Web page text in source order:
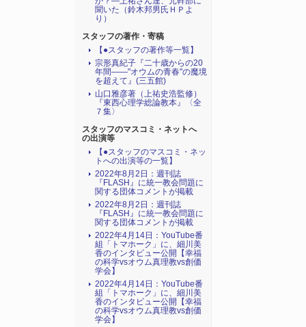
聞いた（鈴木邦男氏ＨＰよ
り）
スタッフの著作・寄稿
【●スタッフの著作等一覧】
宗形真紀子『二十歳からの20
年間――"オウムの青春"の魔境
を超えて』(三五館)
山口雅彦著（上祐史浩監修）
『東西心理学総論教本』〈全
７集〉
スタッフのマスコミ・ネットへ
の出演等
【●スタッフのマスコミ・ネッ
トへの出演等の一覧】
2022年8月2日：週刊誌
『FLASH』に統一教会問題に
関する団体コメントが掲載
2022年8月2日：週刊誌
『FLASH』に統一教会問題に
関する団体コメントが掲載
2022年4月14日：YouTube番
組「トマホーク」に、細川美
香のインタビュー公開【幸福
の科学vsオウム真理教vs創価
学会】
2022年4月14日：YouTube番
組「トマホーク」に、細川美
香のインタビュー公開【幸福
の科学vsオウム真理教vs創価
学会】